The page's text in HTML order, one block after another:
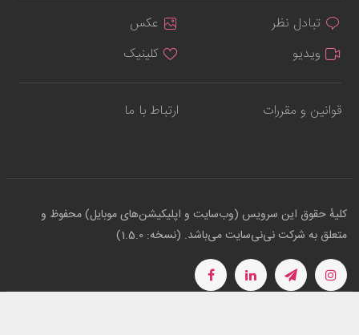
تبادل نظر
عکس
ویدیو
کلینیک
قوانین و مقررات ارتباط با ما
کلیهٔ حقوق این سرویس (وب‌سایت و اپلیکیشن‌های موبایل) محفوظ و
متعلق به شرکت نی‌نی‌سایت می‌باشد. (نسخه: 1.5.0)